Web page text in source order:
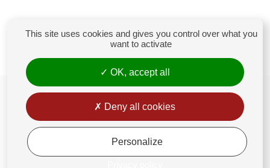
Mon compte
siret : 81238106900028
Conditions générales de vente
Rétractation
Mentions légales
Politique de confidentialité
This site uses cookies and gives you control over what you
want to activate
OK, accept all
Deny all cookies
Personalize